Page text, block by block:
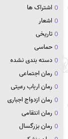
اشتراک ها
اشعار
تاریخی
حماسی
دسته بندی نشده
رمان اجتماعی
رمان ارباب رعیتی
رمان ازدواج اجباری
رمان انتقامی
رمان بزرگسال